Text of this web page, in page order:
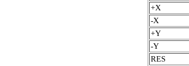
+X
-X
+Y
-Y
RES